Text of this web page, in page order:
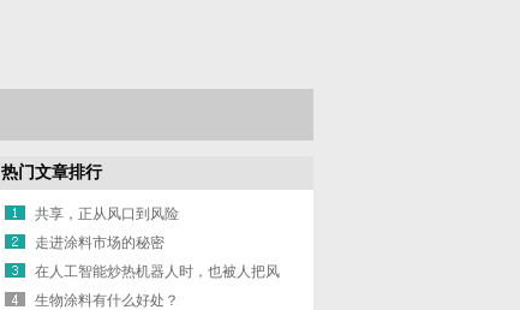
热门文章排行
共享，正从风口到风险
走进涂料市场的秘密
在人工智能炒热机器人时，也被人把风
带进了
生物涂料有什么好处？